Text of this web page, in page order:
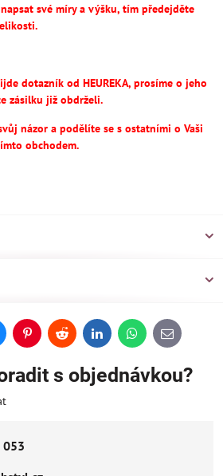
své míry a výšku, tím předejděte
dotazník od HEUREKA, prosíme o jeho
zásilku již obdrželi.
názor a podělíte se s ostatními o Vaši
obchodem.
PinterestReddit LinkedInWhatsApp
E-
mail
s objednávkou?
053